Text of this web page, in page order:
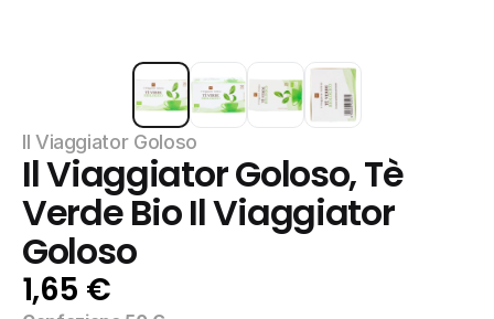
Il Viaggiator Goloso
Il Viaggiator Goloso, Tè
Verde Bio Il Viaggiator
Goloso
1,65 €